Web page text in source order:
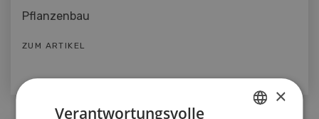
Pflanzenbau
ZUM ARTIKEL
×
Verantwortungsvolle